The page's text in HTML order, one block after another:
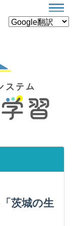
「茨城の生